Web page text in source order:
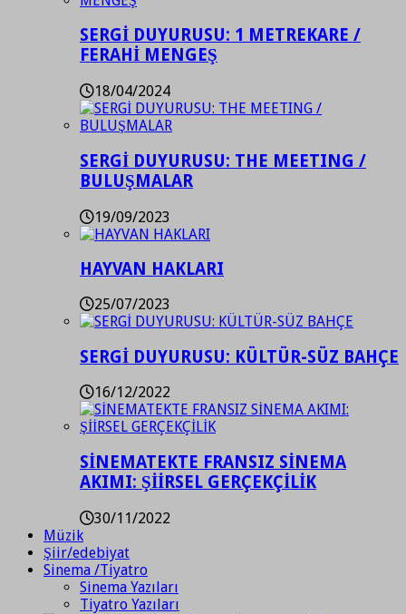
SERGİ DUYURUSU: 1 METREKARE /
FERAHİ MENGEŞ
18/04/2024
SERGİ DUYURUSU: THE MEETING /
BULUŞMALAR
19/09/2023
HAYVAN HAKLARI
25/07/2023
SERGİ DUYURUSU: KÜLTÜR-SÜZ BAHÇE
16/12/2022
SİNEMATEKTE FRANSIZ SİNEMA
AKIMI: ŞİİRSEL GERÇEKÇİLİK
30/11/2022
Müzik
Şiir/edebiyat
Sinema /Tiyatro
Sinema Yazıları
Tiyatro Yazıları